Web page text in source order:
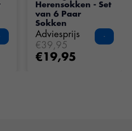
Herensokken - Set
van 6 Paar
Sokken
Adviesprijs
€39,95
€19,95